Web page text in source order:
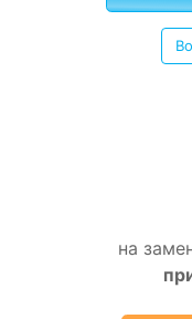
на